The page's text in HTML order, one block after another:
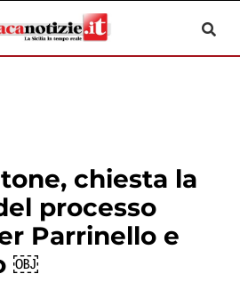
chiesta la
processo
Parrinello e
￼